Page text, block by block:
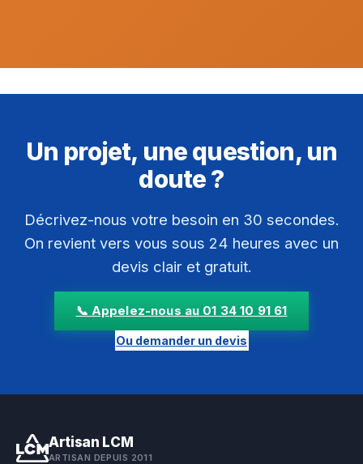
Un projet, une question, un
doute ?
Décrivez-nous votre besoin en 30 secondes.
On revient vers vous sous 24 heures avec un
devis clair et gratuit.
📞 Appelez-nous au 01 34 10 91 61
Ou demander un devis
Artisan LCM
ARTISAN DEPUIS 2011